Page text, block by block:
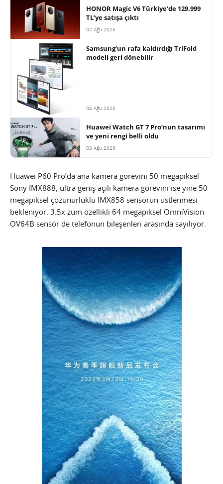
HONOR Magic V6 Türkiye’de 129.999
TL’ye satışa çıktı
07 Ağu 2026
Samsung’un rafa kaldırdığı TriFold
modeli geri dönebilir
04 Ağu 2026
Huawei Watch GT 7 Pro’nun tasarımı
ve yeni rengi belli oldu
03 Ağu 2026
Huawei P60 Pro’da ana kamera görevini 50 megapiksel
Sony IMX888, ultra geniş açılı kamera görevini ise yine 50
megapiksel çözünürlüklü IMX858 sensörün üstlenmesi
bekleniyor. 3.5x zum özellikli 64 megapiksel OmniVision
OV64B sensör de telefonun bileşenleri arasında sayılıyor.